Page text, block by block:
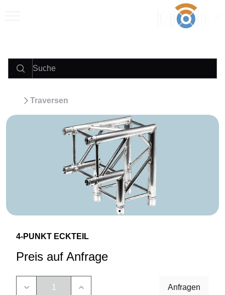
Traversen
4-PUNKT ECKTEIL
Preis auf Anfrage
Anfragen